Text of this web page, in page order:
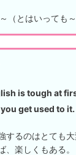
とはいっても～
is tough at
get used to it.
するのはとても大
、楽しくもある。